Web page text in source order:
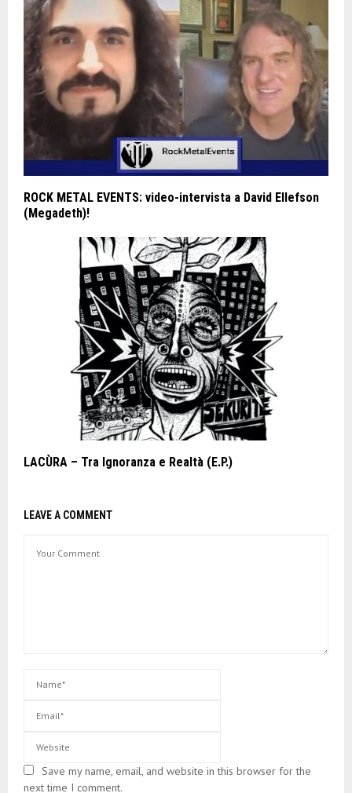
ROCK METAL EVENTS: video-intervista a David Ellefson
(Megadeth)!
LACÙRA – Tra Ignoranza e Realtà (E.P.)
LEAVE A COMMENT
Save my name, email, and website in this browser for the
next time I comment.